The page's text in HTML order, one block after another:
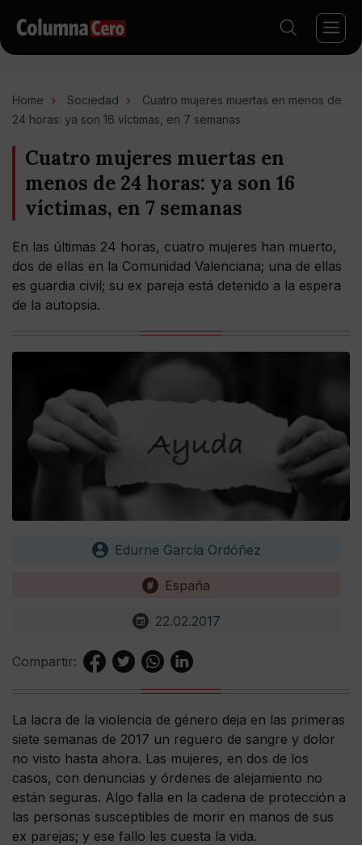
Home Sociedad
Cuatro mujeres muertas en menos de
24 horas: ya son 16 víctimas, en 7 semanas
Cuatro mujeres muertas en
menos de 24 horas: ya son 16
víctimas, en 7 semanas
En las últimas 24 horas, cuatro mujeres han muerto,
dos de ellas en la Comunidad Valenciana; una de ellas
es guardia civil; su ex pareja está detenido a la espera
de la autopsia.
Edurne García Ordóñez
España
22.02.2017
Compartir:
La lacra de la violencia de género deja en las primeras
siete semanas de 2017 un reguero de sangre y dolor
no visto hasta ahora. Las mujeres, en dos de los
casos, con denuncias y órdenes de alejamiento no
están seguras. Algo falla en la cadena de protección a
las personas susceptibles de morir en manos de sus
ex parejas; y ese fallo les cuesta la vida.